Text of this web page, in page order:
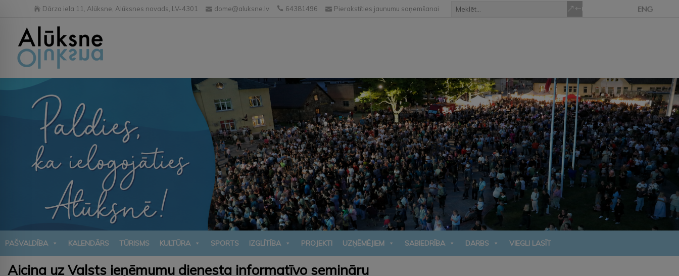
Dārza iela 11, Alūksne, Alūksnes novads, LV-4301 dome@aluksne.lv 64381496 Pierakstīties jaunumu saņemšanai
PAŠVALDĪBA KALENDĀRS TŪRISMS KULTŪRA SPORTS IZGLĪTĪBA PROJEKTI UZŅĒMĒJIEM SABIEDRĪBA DARBS VIEGLI LASĪT
Aicina uz Valsts ieņēmumu dienesta informatīvo semināru